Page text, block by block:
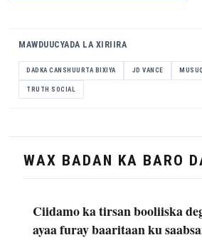
MAWDUUCYADA LA XIRIIRA
DADKA CANSHUURTA BIXIYA JD VANCE
TRUTH SOCIAL
WAX BADAN KA BARO
Ciidamo ka tirsan booliiska
ayaa furay baaritaan ku